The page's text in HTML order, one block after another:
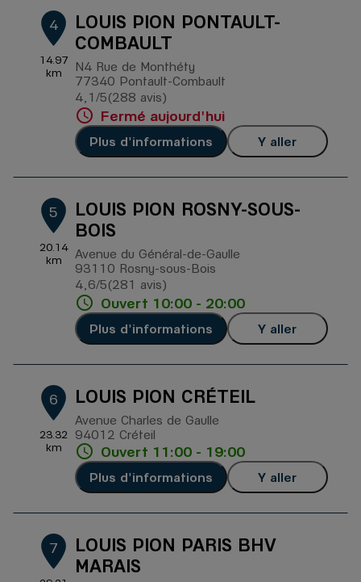
4
14.97
km
LOUIS PION PONTAULT-
COMBAULT
N4 Rue de Monthéty
77340 Pontault-Combault
4,1 /5 Note de 4.1 sur 5
(288 avis)
Fermé aujourd'hui
Plus d'informations Y aller
5
20.14
km
LOUIS PION ROSNY-SOUS-
BOIS
Avenue du Général-de-Gaulle
93110 Rosny-sous-Bois
4,6/5 Note de 4.6 sur 5
(281 avis)
Ouvert 10:00 - 20:00
Plus d'informations Y aller
6
23.32
km
LOUIS PION CRÉTEIL
Avenue Charles de Gaulle
94012 Créteil
Ouvert 11:00 - 19:00
Plus d'informations Y aller
7
LOUIS PION PARIS BHV
MARAIS